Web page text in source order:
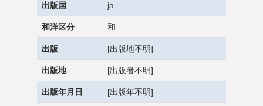
出版国 ja
和洋区分 和
出版 [出版地不明]
出版地 [出版者不明]
出版年月日 [出版年不明]